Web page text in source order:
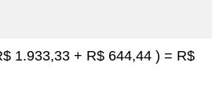
1.933,33 + R$ 644,44 ) = R$